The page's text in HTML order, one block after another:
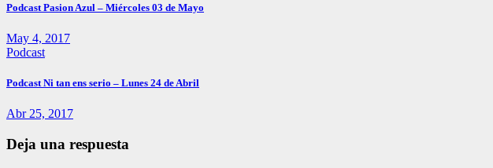
Podcast Pasion Azul – Miércoles 03 de Mayo
May 4, 2017
Podcast
Podcast Ni tan ens serio – Lunes 24 de Abril
Abr 25, 2017
Deja una respuesta